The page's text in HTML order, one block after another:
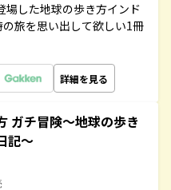
場した地球の歩き方インド
旅を思い出して欲しい1冊
詳細を見る
ガチ冒険～地球の歩き
記～